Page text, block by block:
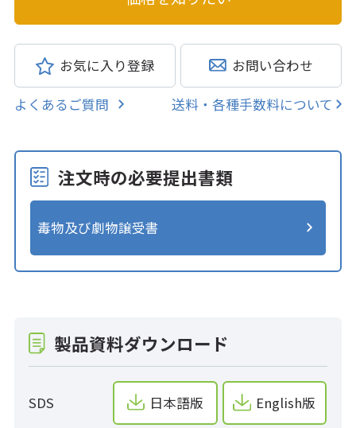
お気に入り登録 お問い合わせ
よくあるご質問 送料・各種手数料について
注文時の必要提出書類
毒物及び劇物譲受書
製品資料ダウンロード
SDS 日本語版 English版